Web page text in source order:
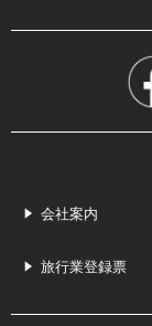
会社案内
旅行業登録票